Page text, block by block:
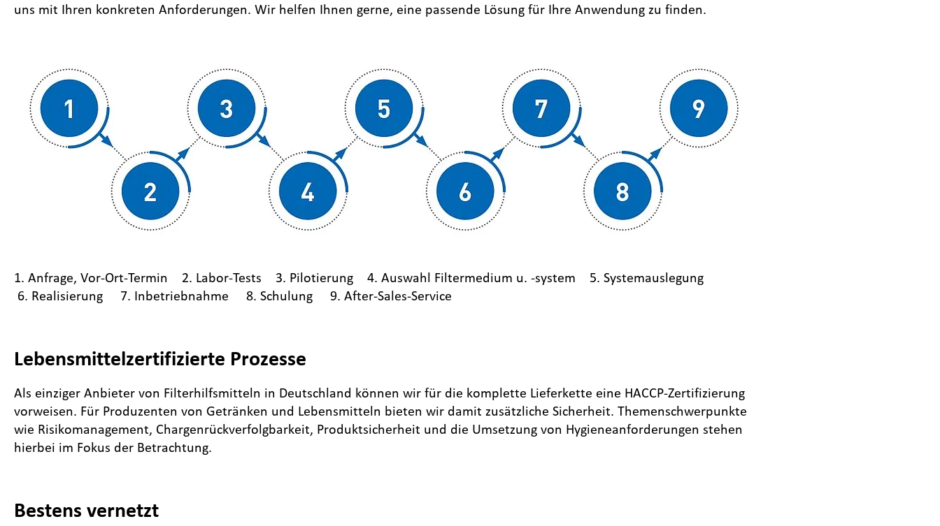
uns mit Ihren konkreten Anforderungen. Wir helfen Ihnen gerne, eine passende Lösung für Ihre Anwendung zu finden.
1. Anfrage, Vor-Ort-Termin 2. Labor-Tests 3. Pilotierung 4. Auswahl Filtermedium u. -system 5. Systemauslegung
6. Realisierung 7. Inbetriebnahme 8. Schulung 9. After-Sales-Service
Lebensmittelzertifizierte Prozesse
Als einziger Anbieter von Filterhilfsmitteln in Deutschland können wir für die komplette Lieferkette eine HACCP-Zertifizierung
vorweisen. Für Produzenten von Getränken und Lebensmitteln bieten wir damit zusätzliche Sicherheit. Themenschwerpunkte
wie Risikomanagement, Chargenrückverfolgbarkeit, Produktsicherheit und die Umsetzung von Hygieneanforderungen stehen
hierbei im Fokus der Betrachtung.
Bestens vernetzt